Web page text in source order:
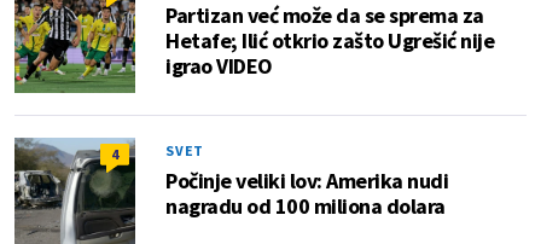
Partizan već može da se sprema za
Hetafe; Ilić otkrio zašto Ugrešić nije
igrao VIDEO
4 SVET
Počinje veliki lov: Amerika nudi
nagradu od 100 miliona dolara